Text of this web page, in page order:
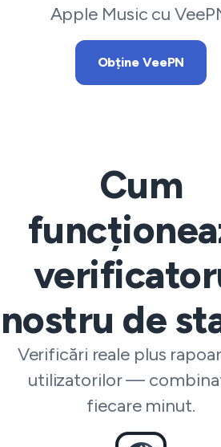
Apple Music cu
Obține VeePN
Cum
nostru de
Verificări reale plus
utilizatorilor —
fiecare minut.